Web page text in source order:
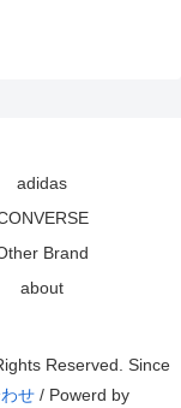
adidas
Brand
about
Reserved. Since
せ/ Powerd by